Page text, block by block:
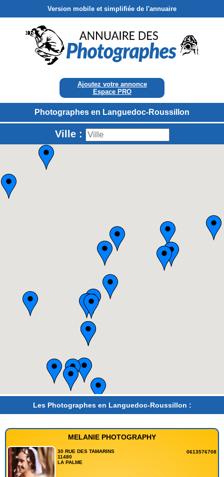
Version mobile et simplifiée de l'annuaire
Ajoutez votre annonce
Espace PRO
Photographes en Languedoc-Roussillon
Ville :
Les Photographes en Languedoc-Roussillon :
MELANIE PHOTOGRAPHY
30 RUE DES TAMARINS
11480
LA PALME
0613576708